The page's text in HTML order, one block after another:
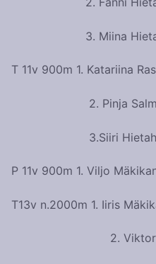
3. Miina
T 11v 900m 1. Katariina
2. Pinja
3.Siiri
P 11v 900m 1. Viljo
T13v n.2000m 1. Iiris
2. Viktoria